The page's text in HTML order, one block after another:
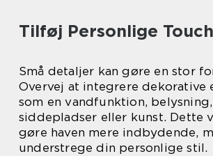
Tilføj Personlige
Små detaljer kan gøre en stor
Overvej at integrere dekorative
som en vandfunktion, belysning,
siddepladser eller kunst. Dette
gøre haven mere indbydende,
understrege din personlige stil.